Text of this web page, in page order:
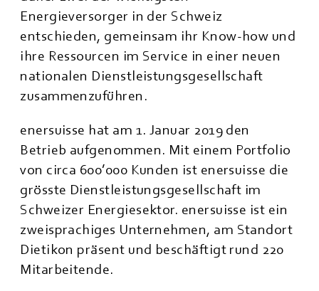
Energieversorger in der Schweiz
entschieden, gemeinsam ihr Know-how und
ihre Ressourcen im Service in einer neuen
nationalen Dienstleistungsgesellschaft
zusammenzuführen.
enersuisse hat am 1. Januar 2019 den
Betrieb aufgenommen. Mit einem Portfolio
von circa 600’000 Kunden ist enersuisse die
grösste Dienstleistungsgesellschaft im
Schweizer Energiesektor. enersuisse ist ein
zweisprachiges Unternehmen, am Standort
Dietikon präsent und beschäftigt rund 220
Mitarbeitende.